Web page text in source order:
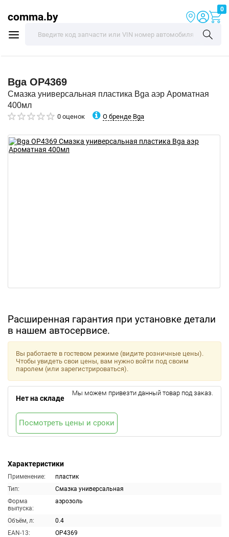
comma.by
0
Bga OP4369
Смазка универсальная пластика Bga аэр Ароматная
400мл
0 оценок О бренде Bga
Расширенная гарантия при установке детали
в нашем автосервисе.
Характеристики
Применение:
пластик
Тип:
Смазка универсальная
Форма
выпуска:
аэрозоль
Объём, л:
0.4
EAN-13:
OP4369
Вы работаете в гостевом режиме (видите розничные цены).
Чтобы увидеть свои цены, вам нужно войти под своим
паролем (или зарегистрироваться).
Нет на складе
Мы можем привезти данный товар под заказ.
Посмотреть цены и сроки